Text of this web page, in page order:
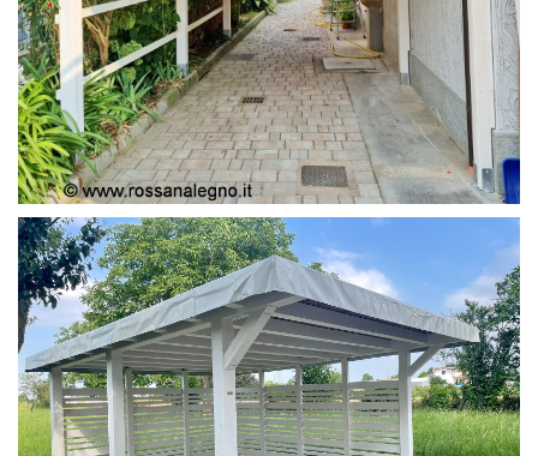
PERGOLA COPERTURA MOBILE